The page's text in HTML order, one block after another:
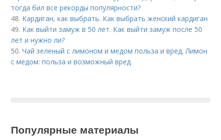
тогда бил все рекорды популярности?
48. Кардиган, как выбрать. Как выбрать женский кардиган
49. Как выйти замуж в 50 лет. Как выйти замуж после 50
лет и нужно ли?
50.Чай зеленый с лимоном и медом польза и вред. Лимон
с медом: польза и возможный вред
Популярные материалы